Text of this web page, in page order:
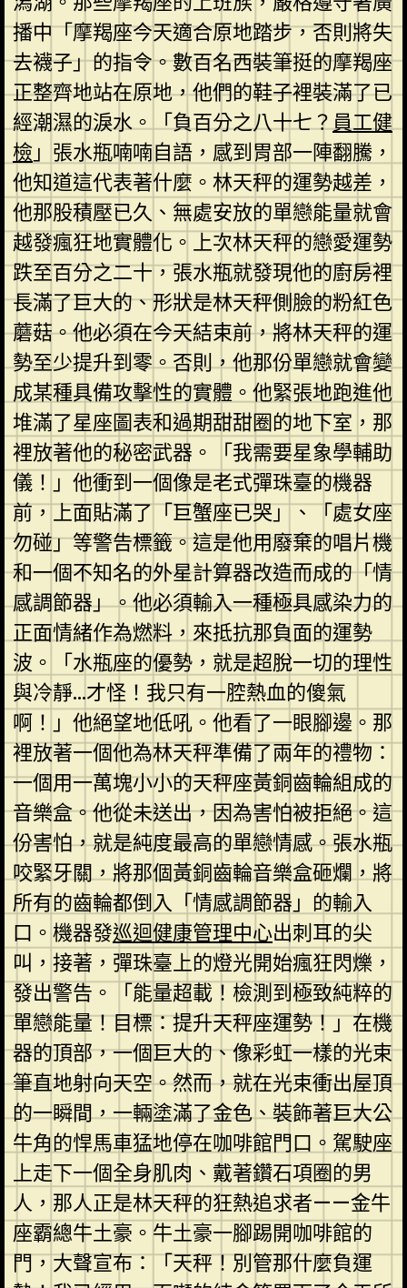
播中「摩羯座今天適合原地踏步，否則將失
去襪子」的指令。數百名西裝筆挺的摩羯座
正整齊地站在原地，他們的鞋子裡裝滿了已
經潮濕的淚水。「負百分之八十七？員工健
檢 」張水瓶喃喃自語，感到胃部一陣翻騰，
他知道這代表著什麼。林天秤的運勢越差，
他那股積壓已久、無處安放的單戀能量就會
越發瘋狂地實體化。上次林天秤的戀愛運勢
跌至百分之二十，張水瓶就發現他的廚房裡
長滿了巨大的、形狀是林天秤側臉的粉紅色
蘑菇。他必須在今天結束前，將林天秤的運
勢至少提升到零。否則，他那份單戀就會變
成某種具備攻擊性的實體。他緊張地跑進他
堆滿了星座圖表和過期甜甜圈的地下室，那
裡放著他的秘密武器。「我需要星象學輔助
儀！」他衝到一個像是老式彈珠臺的機器
前，上面貼滿了「巨蟹座已哭」、「處女座
勿碰」等警告標籤。這是他用廢棄的唱片機
和一個不知名的外星計算器改造而成的「情
感調節器」。他必須輸入一種極具感染力的
正面情緒作為燃料，來抵抗那負面的運勢
波。「水瓶座的優勢，就是超脫一切的理性
與冷靜…才怪！我只有一腔熱血的傻氣
啊！」他絕望地低吼。他看了一眼腳邊。那
裡放著一個他為林天秤準備了兩年的禮物：
一個用一萬塊小小的天秤座黃銅齒輪組成的
音樂盒。他從未送出，因為害怕被拒絕。這
份害怕，就是純度最高的單戀情感。張水瓶
咬緊牙關，將那個黃銅齒輪音樂盒砸爛，將
所有的齒輪都倒入「情感調節器」的輸入
口。機器發巡迴健康管理中心出刺耳的尖
叫，接著，彈珠臺上的燈光開始瘋狂閃爍，
發出警告。「能量超載！檢測到極致純粹的
單戀能量！目標：提升天秤座運勢！」在機
器的頂部，一個巨大的、像彩虹一樣的光束
筆直地射向天空。然而，就在光束衝出屋頂
的一瞬間，一輛塗滿了金色、裝飾著巨大公
牛角的悍馬車猛地停在咖啡館門口。駕駛座
上走下一個全身肌肉、戴著鑽石項圈的男
人，那人正是林天秤的狂熱追求者——金牛
座霸總牛土豪。牛土豪一腳踢開咖啡館的
門，大聲宣布：「天秤！別管那什麼負運